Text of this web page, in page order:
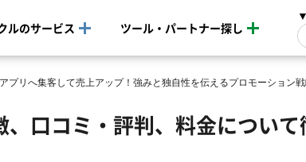
ルのサービス ツール・パートナー探し
アプリへ集客して売上アップ！強みと独自性を伝えるプロモーション
口コミ・評判、料金について